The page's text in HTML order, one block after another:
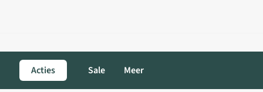
Acties Sale Meer